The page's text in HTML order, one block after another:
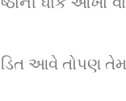
આવે તોપણ